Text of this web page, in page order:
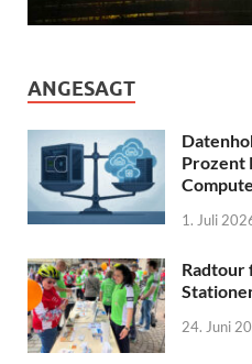
ANGESAGT
Prozent
1. Juli
Radtour
24. Juni